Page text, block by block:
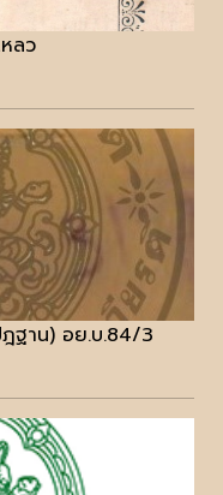
ลว
ฐาน) อย.บ.84/3